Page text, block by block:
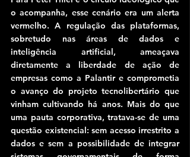
o acompanha, esse cenário era um alerta
vermelho. A regulação das plataformas,
sobretudo nas áreas de dados e
inteligência artificial, ameaçava
diretamente a liberdade de ação de
empresas como a Palantir e comprometia
o avanço do projeto tecnolibertário que
vinham cultivando há anos. Mais do que
uma pauta corporativa, tratava-se de uma
questão existencial: sem acesso irrestrito a
dados e sem a possibilidade de integrar